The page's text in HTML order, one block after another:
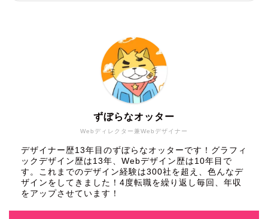
Webディレクター兼Webデザイナー
ずぼらなオッター
デザイナー歴13年目のずぼらなオッターです！グラフィ
ックデザイン歴は13年、Webデザイン歴は10年目で
す。これまでのデザイン経験は300社を超え、色んなデ
ザインをしてきました！4度転職を繰り返し毎回、年収
をアップさせています！